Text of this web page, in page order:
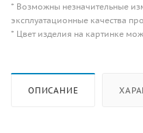
* Возможны незначительные
эксплуатационные качества
* Цвет изделия на картинке
ОПИСАНИЕ